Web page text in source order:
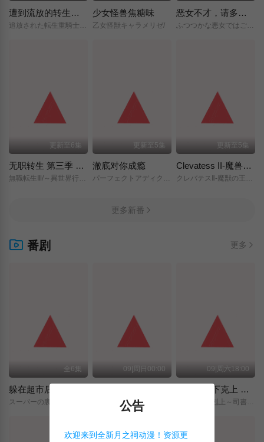
遭到流放的转生重骑士凭借游戏知识大开无双
追放された転生重騎士はゲーム知識で無双する/
少女怪兽焦糖味
乙女怪獣キャラメリゼ/
恶女不才，请多关照 ～雏宫蝶鼠换身传～
ふつつかな悪女ではございますが/～雛宮蝶鼠とりかえ伝～/
更新至6集
无职转生 第三季 ～到了异世界就拿出真本事～
無職転生Ⅲ/～異世界行ったら本気だす～/
更新至5集
澈底对你成瘾
パーフェクトアディクション/
更新至5集
Clevatess II-魔兽之王与虚假的勇者传承-
クレバテスⅡ-魔獣の王と偽りの勇者伝承-/
更多新番
番剧 更多
全6集 09|周日00:00 09|周六18:00
小书痴的下克上 〜为了成为图书管理员而不择手段〜 领主的养女
公告
欢迎来到全新月之祠动漫！资源更